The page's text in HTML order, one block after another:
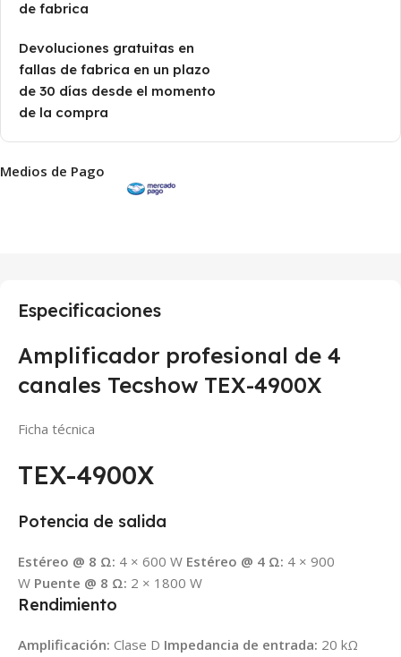
de fabrica
Devoluciones gratuitas en
fallas de fabrica en un plazo
de 30 días desde el momento
de la compra
Medios de Pago
Especificaciones
Amplificador profesional de 4
canales Tecshow TEX-4900X
Ficha técnica
TEX-4900X
Potencia de salida
Estéreo @ 8 Ω: 4 × 600 W Estéreo @ 4 Ω: 4 × 900
W Puente @ 8 Ω: 2 × 1800 W
Rendimiento
Amplificación: Clase D Impedancia de entrada: 20 kΩ